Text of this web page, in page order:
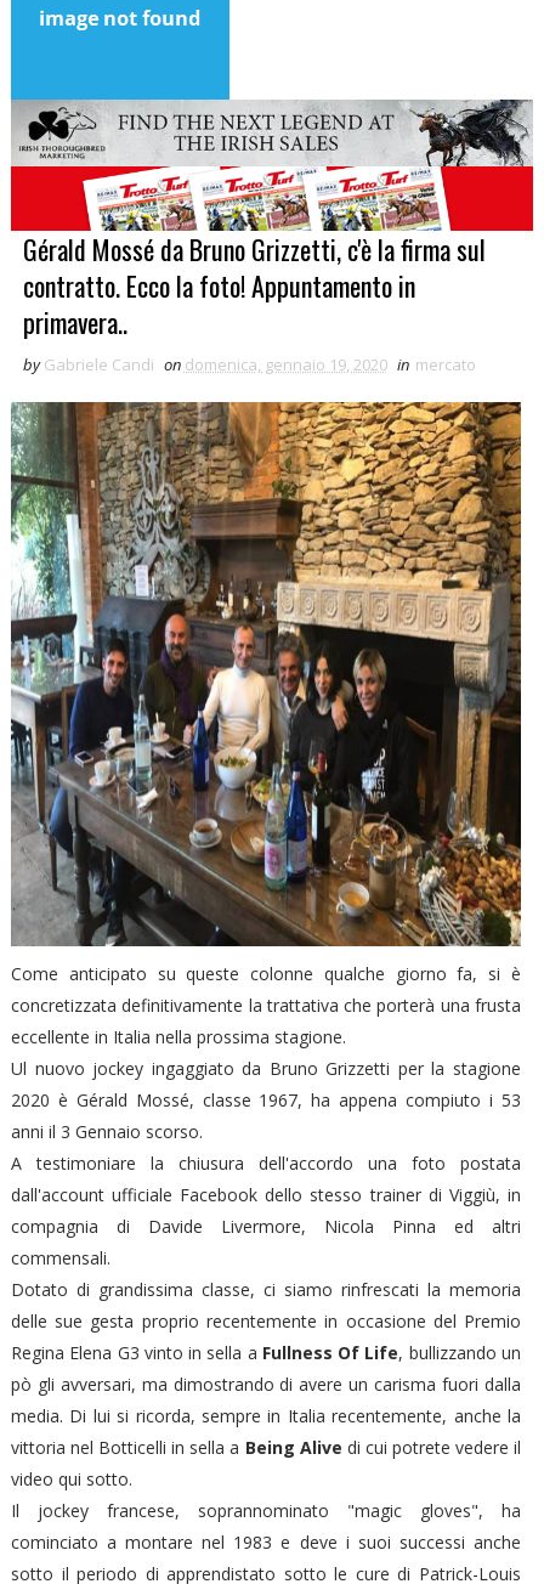
Gérald Mossé da Bruno Grizzetti, c'è la firma sul
contratto. Ecco la foto! Appuntamento in
primavera..
by Gabriele Candi on domenica, gennaio 19, 2020 in mercato
Come anticipato su queste colonne qualche giorno fa, si è
concretizzata definitivamente la trattativa che porterà una frusta
eccellente in Italia nella prossima stagione.
Ul nuovo jockey ingaggiato da Bruno Grizzetti per la stagione
2020 è Gérald Mossé, classe 1967, ha appena compiuto i 53
anni il 3 Gennaio scorso.
A testimoniare la chiusura dell'accordo una foto postata
dall'account ufficiale Facebook dello stesso trainer di Viggiù, in
compagnia di Davide Livermore, Nicola Pinna ed altri
commensali.
Dotato di grandissima classe, ci siamo rinfrescati la memoria
delle sue gesta proprio recentemente in occasione del Premio
Regina Elena G3 vinto in sella a Fullness Of Life, bullizzando un
pò gli avversari, ma dimostrando di avere un carisma fuori dalla
media. Di lui si ricorda, sempre in Italia recentemente, anche la
vittoria nel Botticelli in sella a Being Alive di cui potrete vedere il
video qui sotto.
Il jockey francese, soprannominato "magic gloves", ha
cominciato a montare nel 1983 e deve i suoi successi anche
sotto il periodo di apprendistato sotto le cure di Patrick-Louis